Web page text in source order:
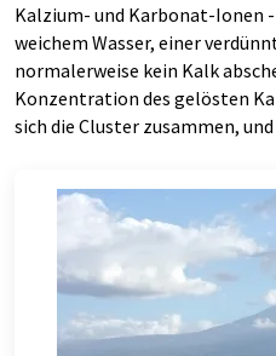
Kalzium- und Karbonat-Ionen
weichem Wasser, einer
normalerweise kein Kalk
Konzentration des gelösten
sich die Cluster zusammen,